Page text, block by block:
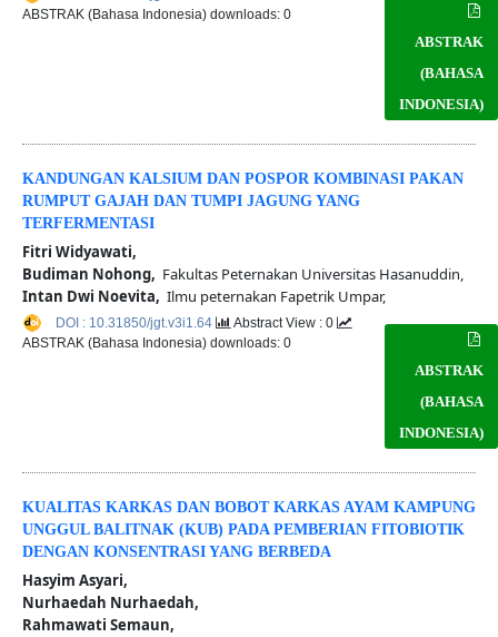
ABSTRAK
(BAHASA
INDONESIA)
ABSTRAK (Bahasa Indonesia) downloads: 0
KANDUNGAN KALSIUM DAN POSPOR KOMBINASI PAKAN
RUMPUT GAJAH DAN TUMPI JAGUNG YANG
TERFERMENTASI
Fitri Widyawati,
Budiman Nohong, Fakultas Peternakan Universitas Hasanuddin,
Intan Dwi Noevita, Ilmu peternakan Fapetrik Umpar,
ABSTRAK
(BAHASA
INDONESIA)
DOI : 10.31850/jgt.v3i1.64
Abstract View : 0
ABSTRAK (Bahasa Indonesia) downloads: 0
KUALITAS KARKAS DAN BOBOT KARKAS AYAM KAMPUNG
UNGGUL BALITNAK (KUB) PADA PEMBERIAN FITOBIOTIK
DENGAN KONSENTRASI YANG BERBEDA
Hasyim Asyari,
Nurhaedah Nurhaedah,
Rahmawati Semaun,